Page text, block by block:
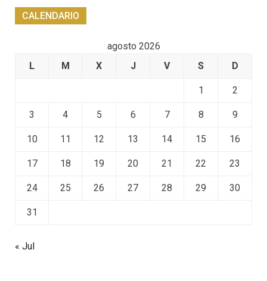
CALENDARIO
agosto 2026
L
M X J V S D
1 2
3 4 5 6 7 8 9
10 11 12 13 14 15 16
17 18 19 20 21 22 23
24 25 26 27 28 29 30
31
« Jul